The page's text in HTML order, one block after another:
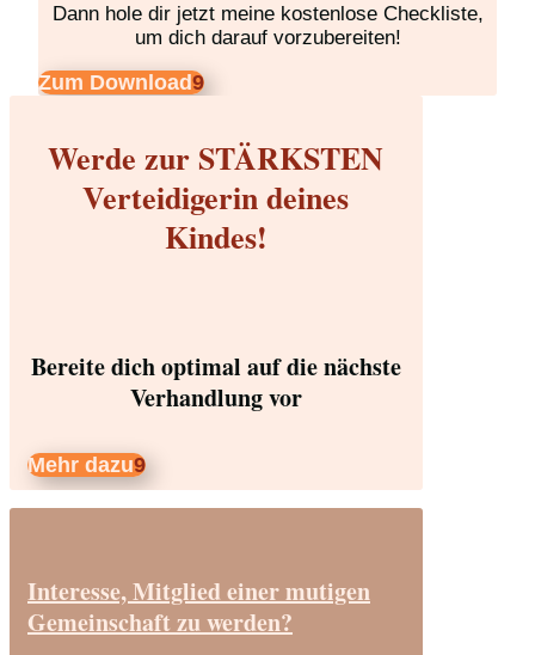
Dann hole dir jetzt meine kostenlose Checkliste,
um dich darauf vorzubereiten!
Zum Download
Werde zur STÄRKSTEN
Verteidigerin deines
Kindes!
Bereite dich optimal auf die nächste
Verhandlung vor
Mehr dazu
Interesse, Mitglied einer mutigen
Gemeinschaft zu werden?